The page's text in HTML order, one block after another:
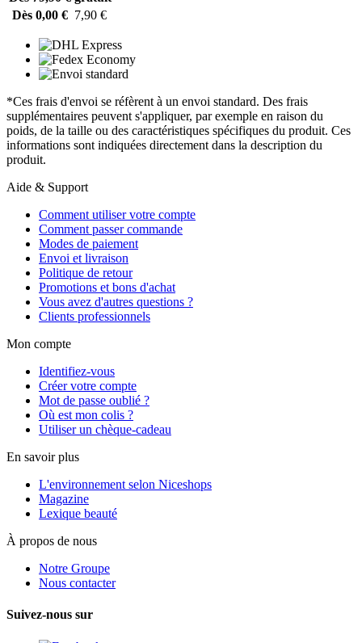
Dès 0,00 € 7,90 €
*Ces frais d'envoi se réfèrent à un envoi standard. Des frais
supplémentaires peuvent s'appliquer, par exemple en raison du
poids, de la taille ou des caractéristiques spécifiques du produit. Ces
informations sont indiquées directement dans la description du
produit.
Aide & Support
Comment utiliser votre compte
Comment passer commande
Modes de paiement
Envoi et livraison
Politique de retour
Promotions et bons d'achat
Vous avez d'autres questions ?
Clients professionnels
Mon compte
Identifiez-vous
Créer votre compte
Mot de passe oublié ?
Où est mon colis ?
Utiliser un chèque-cadeau
En savoir plus
L'environnement selon Niceshops
Magazine
Lexique beauté
À propos de nous
Notre Groupe
Nous contacter
Suivez-nous sur